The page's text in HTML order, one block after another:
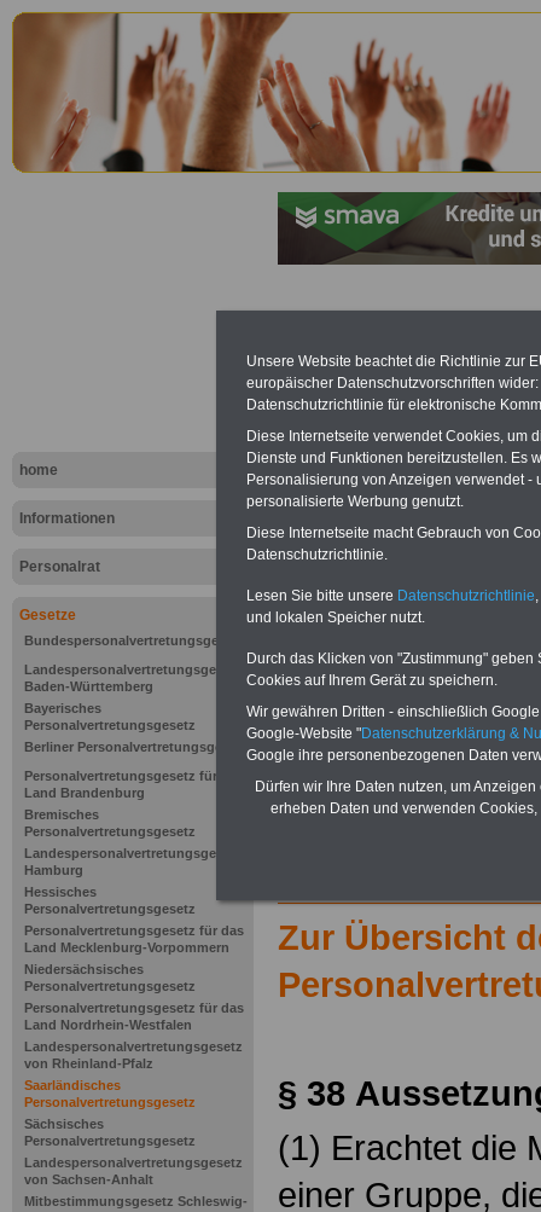
home
Informationen
Personalrat
Gesetze
Bundespersonalvertretungsgesetz
Landespersonalvertretungsgesetz
Baden-Württemberg
Bayerisches
Personalvertretungsgesetz
Berliner Personalvertretungsgesetz
Personalvertretungsgesetz für das
Land Brandenburg
Bremisches
Personalvertretungsgesetz
Landespersonalvertretungsgesetz
Hamburg
Hessisches
Personalvertretungsgesetz
Personalvertretungsgesetz für das
Land Mecklenburg-Vorpommern
Niedersächsisches
Personalvertretungsgesetz
Personalvertretungsgesetz für das
Land Nordrhein-Westfalen
Landespersonalvertretungsgesetz
von Rheinland-Pfalz
Saarländisches
Personalvertretungsgesetz
Sächsisches
Personalvertretungsgesetz
Landespersonalvertretungsgesetz
von Sachsen-Anhalt
Mitbestimmungsgesetz Schleswig-
(SPersVG):
Zur Übersicht
§ 38
(1) Erachtet die
einer Gruppe,
Unsere Website beachtet die Richtlinie zur
europäischer Datenschutzvorschriften
Datenschutzrichtlinie für elektronische
Diese Internetseite verwendet Cookies, um
Dienste und Funktionen bereitzustellen. Es
Personalisierung von Anzeigen verwendet
personalisierte Werbung genutzt.
Diese Internetseite macht Gebrauch von
Datenschutzrichtlinie.
Lesen Sie bitte unsere Datenschutzrichtlinie
und lokalen Speicher nutzt.
Durch das Klicken von "Zustimmung"
Cookies auf Ihrem Gerät zu speichern.
Wir gewähren Dritten - einschließlich
Google-Website "Datenschutzerklärung &
Google ihre personenbezogenen Daten
Dürfen wir Ihre Daten nutzen, um
erheben Daten und verwenden